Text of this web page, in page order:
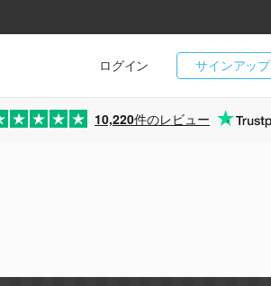
サインアップ
ログイン
10,220件のレビュー